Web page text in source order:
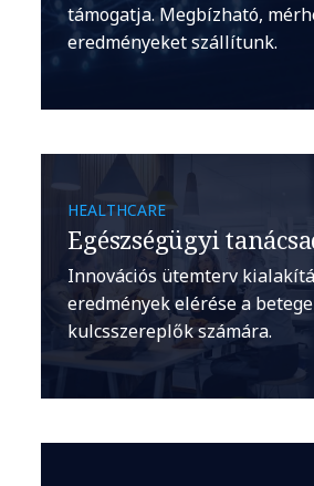
támogatja. Megbízható,
eredményeket szállítunk.
HEALTHCARE
Egészségügyi
Innovációs ütemterv
eredmények elérése a
kulcsszereplők számára.